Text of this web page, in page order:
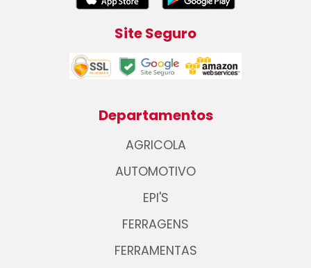
Site Seguro
Departamentos
AGRICOLA
AUTOMOTIVO
EPI'S
FERRAGENS
FERRAMENTAS